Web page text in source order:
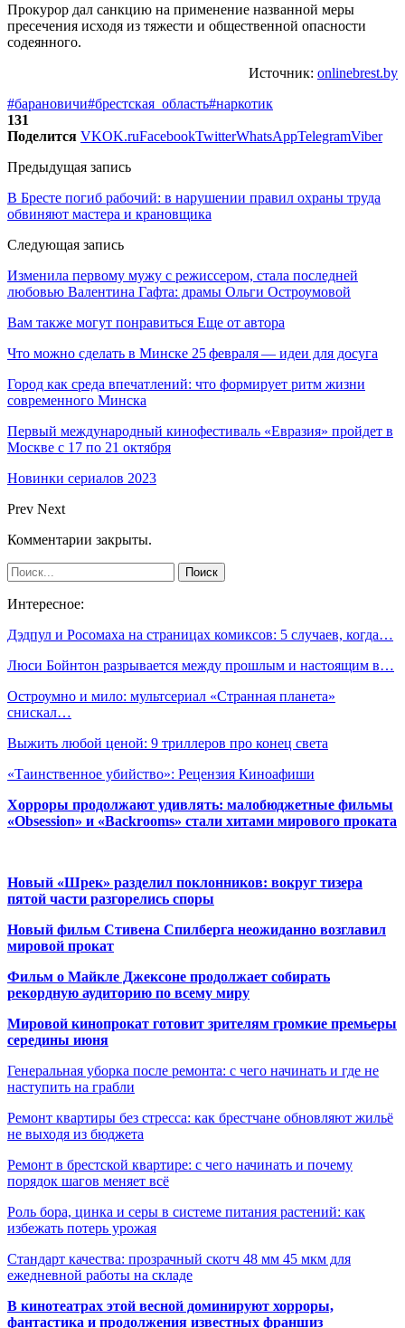
Прокурор дал санкцию на применение названной меры
пресечения исходя из тяжести и общественной опасности
содеянного.
Источник: onlinebrest.by
#барановичи#брестская_область#наркотик
131
Поделится VKOK.ruFacebookTwitterWhatsAppTelegramViber
Предыдущая запись
В Бресте погиб рабочий: в нарушении правил охраны труда
обвиняют мастера и крановщика
Следующая запись
Изменила первому мужу с режиссером, стала последней
любовью Валентина Гафта: драмы Ольги Остроумовой
Вам также могут понравиться Еще от автора
Что можно сделать в Минске 25 февраля — идеи для досуга
Город как среда впечатлений: что формирует ритм жизни
современного Минска
Первый международный кинофестиваль «Евразия» пройдет в
Москве с 17 по 21 октября
Новинки сериалов 2023
Prev Next
Комментарии закрыты.
Интересное:
Дэдпул и Росомаха на страницах комиксов: 5 случаев, когда…
Люси Бойнтон разрывается между прошлым и настоящим в…
Остроумно и мило: мультсериал «Странная планета»
снискал…
Выжить любой ценой: 9 триллеров про конец света
«Таинственное убийство»: Рецензия Киноафиши
Хорроры продолжают удивлять: малобюджетные фильмы
«Obsession» и «Backrooms» стали хитами мирового проката
Новый «Шрек» разделил поклонников: вокруг тизера
пятой части разгорелись споры
Новый фильм Стивена Спилберга неожиданно возглавил
мировой прокат
Фильм о Майкле Джексоне продолжает собирать
рекордную аудиторию по всему миру
Мировой кинопрокат готовит зрителям громкие премьеры
середины июня
Генеральная уборка после ремонта: с чего начинать и где не
наступить на грабли
Ремонт квартиры без стресса: как брестчане обновляют жильё
не выходя из бюджета
Ремонт в брестской квартире: с чего начинать и почему
порядок шагов меняет всё
Роль бора, цинка и серы в системе питания растений: как
избежать потерь урожая
Стандарт качества: прозрачный скотч 48 мм 45 мкм для
ежедневной работы на складе
В кинотеатрах этой весной доминируют хорроры,
фантастика и продолжения известных франшиз